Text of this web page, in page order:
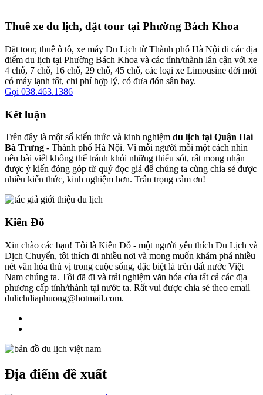
Thuê xe du lịch, đặt tour tại Phường Bách Khoa
Đặt tour, thuê ô tô, xe máy Du Lịch từ Thành phố Hà Nội đi các địa
điểm du lịch tại Phường Bách Khoa và các tỉnh/thành lân cận với xe
4 chỗ, 7 chỗ, 16 chỗ, 29 chỗ, 45 chỗ, các loại xe Limousine đời mới
có máy lạnh tốt, chi phí hợp lý, có đưa đón sân bay.
Gọi 038.463.1386
Kết luận
Trên đây là một số kiến thức và kinh nghiệm du lịch tại Quận Hai
Bà Trưng - Thành phố Hà Nội. Vì mỗi người mỗi một cách nhìn
nên bài viết không thể tránh khỏi những thiếu sót, rất mong nhận
được ý kiến đóng góp từ quý đọc giả để chúng ta cùng chia sẻ được
nhiều kiến thức, kinh nghiệm hơn. Trân trọng cảm ơn!
Kiên Đỗ
Xin chào các bạn! Tôi là Kiên Đỗ - một người yêu thích Du Lịch và
Dịch Chuyển, tôi thích đi nhiều nơi và mong muốn khám phá nhiều
nét văn hóa thú vị trong cuộc sống, đặc biệt là trên đất nước Việt
Nam chúng ta. Tôi đã đi và trải nghiệm văn hóa của tất cả các địa
phương cấp tỉnh/thành tại nước ta. Rất vui được chia sẻ theo email
dulichdiaphuong@hotmail.com.
Địa điểm đề xuất